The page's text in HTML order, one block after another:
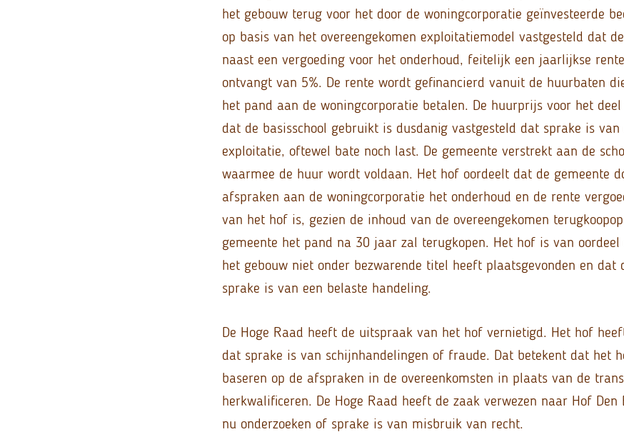
het gebouw terug voor het door de woningcorporatie geïnvesteerde
op basis van het overeengekomen exploitatiemodel vastgesteld dat
naast een vergoeding voor het onderhoud, feitelijk een jaarlijkse
ontvangt van 5%. De rente wordt gefinancierd vanuit de huurbaten
het pand aan de woningcorporatie betalen. De huurprijs voor het
dat de basisschool gebruikt is dusdanig vastgesteld dat sprake is van
exploitatie, oftewel bate noch last. De gemeente verstrekt aan de
waarmee de huur wordt voldaan. Het hof oordeelt dat de gemeente
afspraken aan de woningcorporatie het onderhoud en de rente
van het hof is, gezien de inhoud van de overeengekomen
gemeente het pand na 30 jaar zal terugkopen. Het hof is van
het gebouw niet onder bezwarende titel heeft plaatsgevonden en dat
sprake is van een belaste handeling.
De Hoge Raad heeft de uitspraak van het hof vernietigd. Het hof
dat sprake is van schijnhandelingen of fraude. Dat betekent dat het
baseren op de afspraken in de overeenkomsten in plaats van de
herkwalificeren. De Hoge Raad heeft de zaak verwezen naar Hof Den
nu onderzoeken of sprake is van misbruik van recht.